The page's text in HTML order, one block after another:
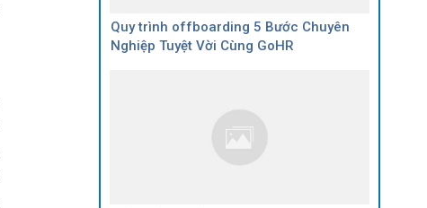
Quy trình offboarding 5 Bước Chuyên
Nghiệp Tuyệt Vời Cùng GoHR